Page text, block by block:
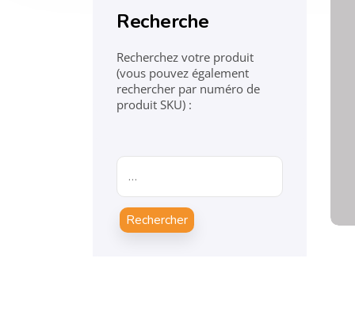
Recherche
Recherchez votre produit
(vous pouvez également
rechercher par numéro de
produit SKU) :
Rechercher